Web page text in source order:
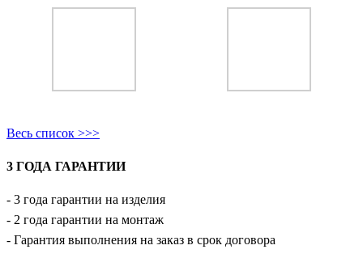
Весь список >>>
3 ГОДА ГАРАНТИИ
- 3 года гарантии на изделия
- 2 года гарантии на монтаж
- Гарантия выполнения на заказ в срок договора